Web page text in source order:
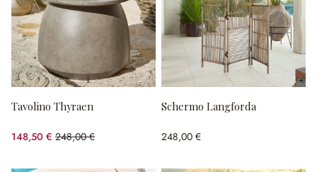
Tavolino Thyraen
148,50 € 248,00 €
(risparmio 40.12%)
Schermo Langforda
248,00 €